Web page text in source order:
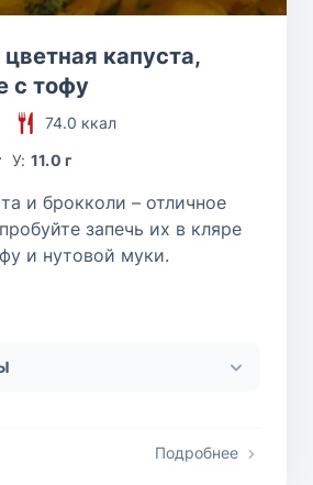
капуста,
с тофу
74.0 ккал
У: 11.0 г
и брокколи – отличное
запечь их в кляре
и нутовой муки.
Подробнее